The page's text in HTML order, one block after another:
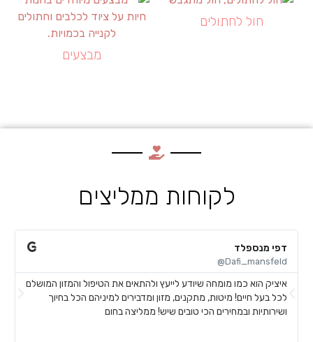
חול לחתולים
מבצעים
לקוחות ממליצים
דפי מנספלד
Dafi_mansfeld@
איציק הוא כמו מומחה שיודע לייעץ ולהתאים את הטיפול והמזון המושלם
לכל בעל חיים! מיטות, מתקנים, מזון ומדבירים למיניהם הכל בחיוך
ושירותיות ובמחירים הכי טובים שיש! ממליצה בחום